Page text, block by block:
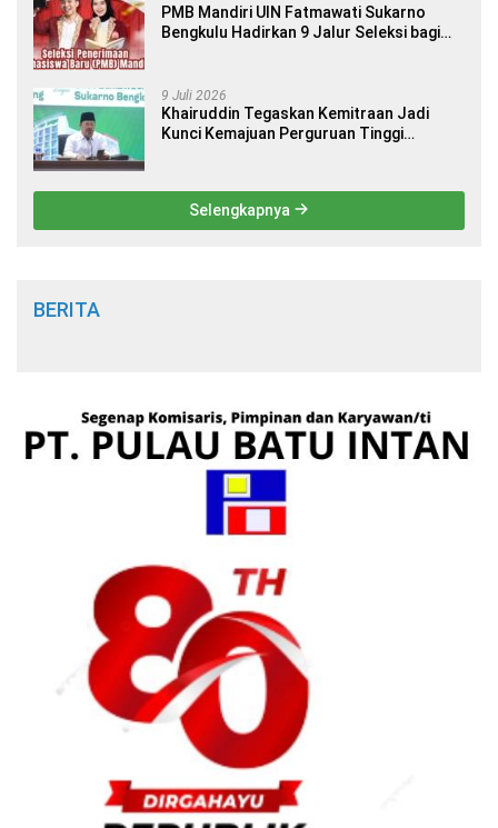
PMB Mandiri UIN Fatmawati Sukarno
Bengkulu Hadirkan 9 Jalur Seleksi bagi
9 Juli 2026
Khairuddin Tegaskan Kemitraan Jadi
Kunci Kemajuan Perguruan Tinggi
Selengkapnya
BERITA